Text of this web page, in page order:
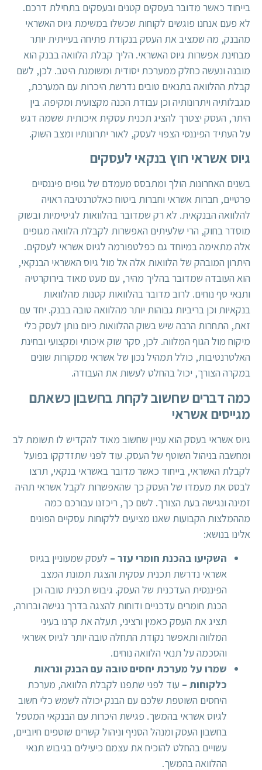
בייחוד כאשר מדובר בעסקים קטנים ובעסקים בתחילת דרכם.
לא פעם אנחנו פוגשים לקוחות שכשלו במשימת גיוס האשראי
מהבנק, מה שמציב את העסק בנקודת פתיחה בעייתית יותר
מבחינת אפשרות גיוס האשראי. הליך קבלת הלוואה בבנק הוא
מובנה ונעשה כחלק ממערכת יסודית ומשומנת היטב. לכן, לשם
קבלת ההלוואה בתנאים טובים נדרשת היכרות עם המערכת,
מגבלותיה ויתרונותיה וכן עבודת הכנה מקצועית ומקיפה. בין
היתר, העסק יצטרך להציג תכנית עסקית איכותית ששמה דגש
על העתיד הפיננסי הצפוי לעסק, לאור יתרונותיו ומצב השוק.
גיוס אשראי חוץ בנקאי לעסקים
בשנים האחרונות הולך ומתבסס מעמדם של גופים פיננסיים
פרטיים, חברות אשראי וחברות ביטוח כאלטרנטיבה ראויה
להלוואה הבנקאית. לא רק שמדובר בהלוואות לגיטימיות ובשוק
מוסדר בחוק, הרי שלעיתים האפשרות לקבלת הלוואה מגופים
אלה מתאימה במיוחד גם כפלטפורמה לגיוס אשראי לעסקים.
היתרון המובהק של הלוואות אלה אל מול גיוס האשראי הבנקאי,
הוא העובדה שמדובר בהליך מהיר, עם מעט מאוד בירוקרטיה
ותנאי סף נוחים. לרוב מדובר בהלוואות קטנות מהלוואות
בנקאיות וכן בריביות גבוהות יותר מהלוואה טובה בבנק. יחד עם
זאת, התחרות הרבה שיש בשוק ההלוואות כיום נותן לעסק כלי
מיקוח מול הגוף המלווה. לכן, סקר שוק איכותי ומקצועי ובחינת
האלטרנטיבות, כולל תמהיל נכון של אשראי ממקורות שונים
במקרה הצורך, יכול בהחלט לעשות את העבודה.
כמה דברים שחשוב לקחת בחשבון כשאתם
מגייסים אשראי
גיוס אשראי בעסק הוא עניין שחשוב מאוד להקדיש לו תשומת לב
ומחשבה בניהול השוטף של העסק. עוד לפני שתזדקקו בפועל
לקבלת האשראי, בייחוד כאשר מדובר באשראי בנקאי, תרצו
לבסס את מעמדו של העסק כך שהאפשרות לקבל אשראי תהיה
זמינה ונגישה בעת הצורך. לשם כך, ריכזנו עבורכם כמה
מההמלצות הקבועות שאנו מציעים ללקוחות עסקיים הפונים
אלינו בנושא:
השקיעו בהכנת חומרי עזר – לעסק שמעוניין בגיוס
אשראי נדרשת תכנית עסקית והצגת תמונת המצב
הפיננסית העדכנית של העסק. גיבוש תכנית טובה וכן
הכנת חומרים עדכניים ודוחות להצגה בדרך נגישה וברורה,
תציג את העסק כאמין ורציני, תעלה את קרנו בעיני
המלווה ותאפשר נקודת התחלה טובה יותר לגיוס אשראי
והסכמה על תנאי הלוואה נוחים.
שמרו על מערכת יחסים טובה עם הבנק ונראות
כלקוחות – עוד לפני שתפנו לקבלת הלוואה, מערכת
היחסים השוטפת שלכם עם הבנק יכולה לשמש כלי חשוב
לגיוס אשראי בהמשך. פגישת היכרות עם הבנקאי המטפל
בחשבון העסק ומנהל הסניף וניהול קשרים שוטפים חיוביים,
עשויים בהחלט להוכיח את עצמם כיעילים בגיבוש תנאי
ההלוואה בהמשך.